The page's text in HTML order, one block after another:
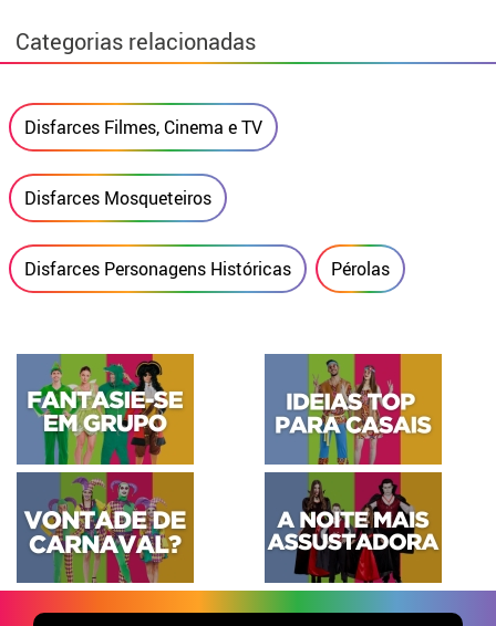
Categorias relacionadas
Disfarces Filmes, Cinema e TV
Disfarces Mosqueteiros
Disfarces Personagens Históricas Pérolas